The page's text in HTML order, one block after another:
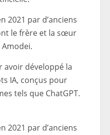
2021 par d’anciens
le frère et la sœur
développé la
IA, conçus pour
tels que ChatGPT.
2021 par d’anciens